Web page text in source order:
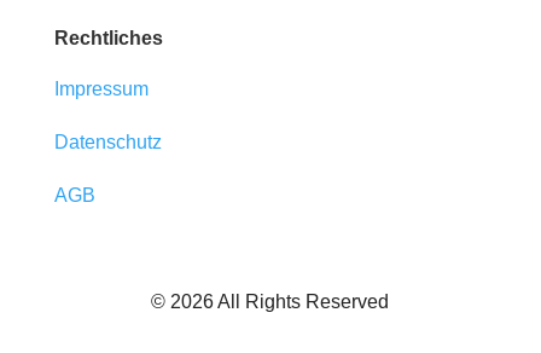
Rechtliches
Impressum
Datenschutz
AGB
© 2026 All Rights Reserved